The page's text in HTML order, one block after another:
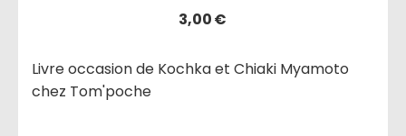
3,00€
Livre occasion de Kochka et Chiaki Myamoto
chez Tom'poche